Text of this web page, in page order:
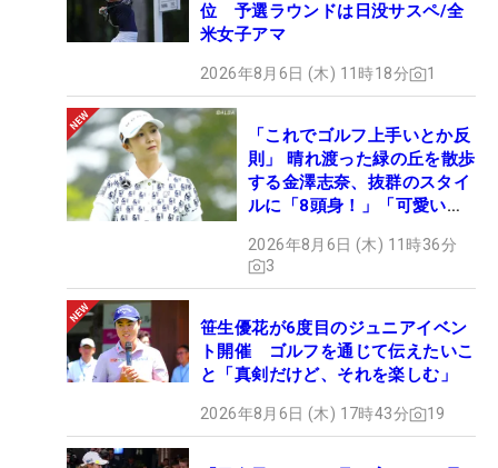
位 予選ラウンドは日没サスペ/全
米女子アマ
2026年8月6日 (木) 11時18分 1
「これでゴルフ上手いとか反
則」 晴れ渡った緑の丘を散歩
する金澤志奈、抜群のスタイ
ルに「8頭身！」「可愛いに
2026年8月6日 (木) 11時36分
3
笹生優花が6度目のジュニアイベン
ト開催 ゴルフを通じて伝えたいこ
と「真剣だけど、それを楽しむ」
2026年8月6日 (木) 17時43分 19